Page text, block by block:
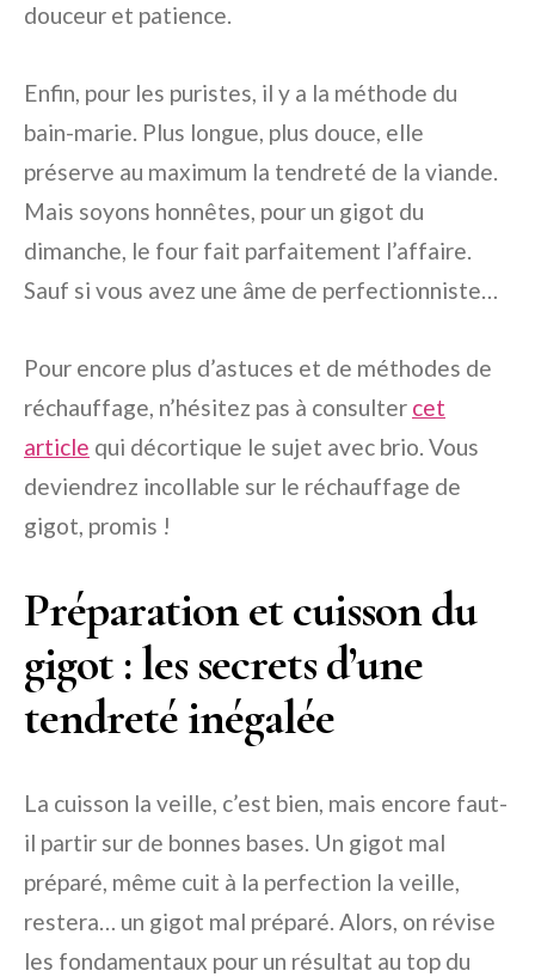
douceur et patience.
Enfin, pour les puristes, il y a la méthode du
bain-marie. Plus longue, plus douce, elle
préserve au maximum la tendreté de la viande.
Mais soyons honnêtes, pour un gigot du
dimanche, le four fait parfaitement l’affaire.
Sauf si vous avez une âme de perfectionniste…
Pour encore plus d’astuces et de méthodes de
réchauffage, n’hésitez pas à consulter cet
article qui décortique le sujet avec brio. Vous
deviendrez incollable sur le réchauffage de
gigot, promis !
Préparation et cuisson du
gigot : les secrets d’une
tendreté inégalée
La cuisson la veille, c’est bien, mais encore faut-
il partir sur de bonnes bases. Un gigot mal
préparé, même cuit à la perfection la veille,
restera… un gigot mal préparé. Alors, on révise
les fondamentaux pour un résultat au top du